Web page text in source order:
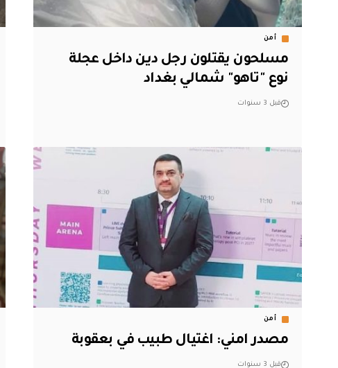
أمن
مسلحون يقتلون رجل دين داخل عجلة
نوع "تاهو" شمالي بغداد
قبل 3 سنوات
أمن
مصدر امني: اغتيال طبيب في بعقوبة
قبل 3 سنوات